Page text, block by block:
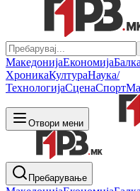
МакедонијаЕкономија
ХроникаКултураНаука/
ТехнологијаСценаСпорт
Отвори мени
Пребарување